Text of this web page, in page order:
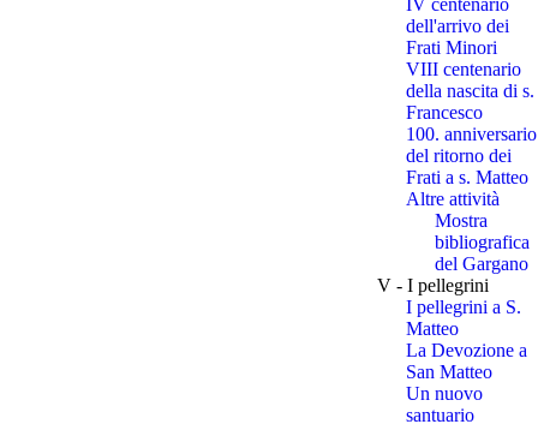
IV centenario
dell'arrivo dei
Frati Minori
VIII centenario
della nascita di s.
Francesco
100. anniversario
del ritorno dei
Frati a s. Matteo
Altre attività
Mostra
bibliografica
del Gargano
V - I pellegrini
I pellegrini a S.
Matteo
La Devozione a
San Matteo
Un nuovo
santuario